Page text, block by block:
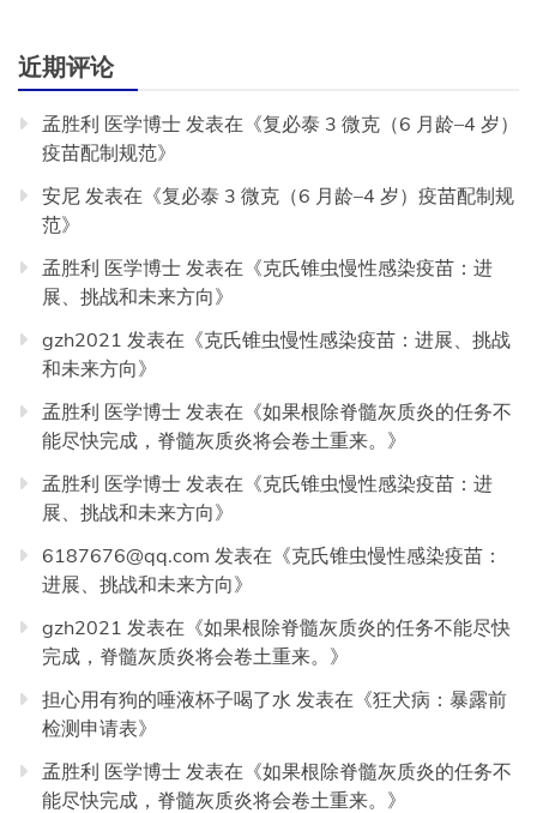
近期评论
孟胜利 医学博士 发表在《复必泰 3 微克（6 月龄–4 岁）
疫苗配制规范》
安尼 发表在《复必泰 3 微克（6 月龄–4 岁）疫苗配制规
范》
孟胜利 医学博士 发表在《克氏锥虫慢性感染疫苗：进
展、挑战和未来方向》
gzh2021 发表在《克氏锥虫慢性感染疫苗：进展、挑战
和未来方向》
孟胜利 医学博士 发表在《如果根除脊髓灰质炎的任务不
能尽快完成，脊髓灰质炎将会卷土重来。 》
孟胜利 医学博士 发表在《克氏锥虫慢性感染疫苗：进
展、挑战和未来方向》
6187676@qq.com 发表在《克氏锥虫慢性感染疫苗：
进展、挑战和未来方向》
gzh2021 发表在《如果根除脊髓灰质炎的任务不能尽快
完成，脊髓灰质炎将会卷土重来。 》
担心用有狗的唾液杯子喝了水 发表在《狂犬病：暴露前
检测申请表》
孟胜利 医学博士 发表在《如果根除脊髓灰质炎的任务不
能尽快完成，脊髓灰质炎将会卷土重来。 》